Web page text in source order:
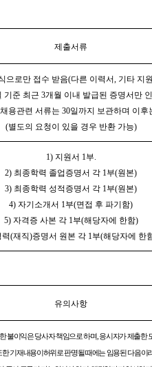
제출서류
으로만 접수 받음(다른 이력서, 기타 지
기준 최근 3개월 이내 발급된 증명서만
채용관련 서류는 30일까지 보관하며 이후
(별도의 요청이 있을 경우 반환 가능)
1) 지원서 1부.
2) 최종학력 졸업증명서 각 1부(원본)
3) 최종학력 성적증명서 각 1부(원본)
4) 자기소개서 1부(면접 후 파기함)
5) 자격증 사본 각 1부(해당자에 한함)
력(재직)증명서 원본 각 1부(해당자에 한
유의사항
불이익은 당사자 책임으로 하며 ,응시자가 제출한
한 기재내용이허위로 판명될 때에는 임용된 다음이